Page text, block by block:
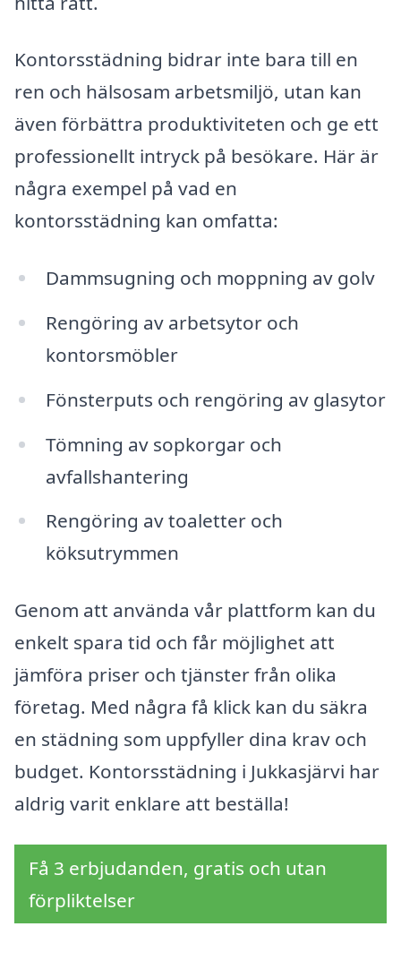
Kontorsstädning bidrar inte bara till en
ren och hälsosam arbetsmiljö, utan kan
även förbättra produktiviteten och ge ett
professionellt intryck på besökare. Här är
några exempel på vad en
kontorsstädning kan omfatta:
Dammsugning och moppning av golv
Rengöring av arbetsytor och
kontorsmöbler
Fönsterputs och rengöring av glasytor
Tömning av sopkorgar och
avfallshantering
Rengöring av toaletter och
köksutrymmen
Genom att använda vår plattform kan du
enkelt spara tid och får möjlighet att
jämföra priser och tjänster från olika
företag. Med några få klick kan du säkra
en städning som uppfyller dina krav och
budget. Kontorsstädning i Jukkasjärvi har
aldrig varit enklare att beställa!
Få 3 erbjudanden, gratis och utan
förpliktelser